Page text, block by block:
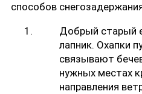
способов
Добрый старый
лапник. Охапки
связывают
нужных местах
направления